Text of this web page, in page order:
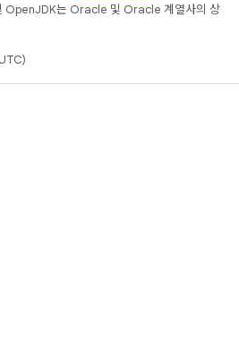
OpenJDK는 Oracle 및 Oracle 계열사의 상